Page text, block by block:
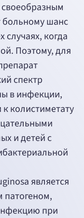
больному шанс
случаях, когда
Поэтому, для
спектр
в инфекции,
колистиметату
и детей с
является
патогеном,
при